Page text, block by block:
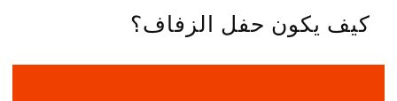
كيف يكون حفل الزفاف؟